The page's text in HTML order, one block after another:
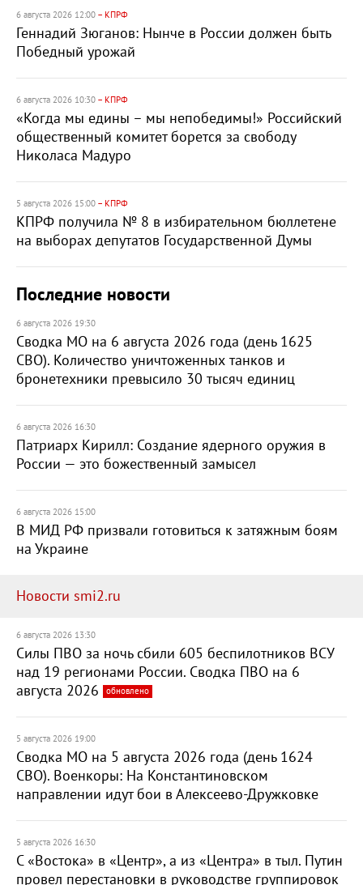
6 августа 2026 12:00 – КПРФ
Геннадий Зюганов: Нынче в России должен быть
Победный урожай
6 августа 2026 10:30 – КПРФ
«Когда мы едины – мы непобедимы!» Российский
общественный комитет борется за свободу
Николаса Мадуро
5 августа 2026 15:00 – КПРФ
КПРФ получила № 8 в избирательном бюллетене
на выборах депутатов Государственной Думы
Последние новости
6 августа 2026 19:30
Сводка МО на 6 августа 2026 года (день 1625
СВО). Количество уничтоженных танков и
бронетехники превысило 30 тысяч единиц
6 августа 2026 16:30
Патриарх Кирилл: Создание ядерного оружия в
России — это божественный замысел
6 августа 2026 15:00
В МИД РФ призвали готовиться к затяжным боям
на Украине
Новости smi2.ru
6 августа 2026 13:30
Силы ПВО за ночь сбили 605 беспилотников ВСУ
над 19 регионами России. Сводка ПВО на 6
августа 2026
обновлено
5 августа 2026 19:00
Сводка МО на 5 августа 2026 года (день 1624
СВО). Военкоры: На Константиновском
направлении идут бои в Алексеево-Дружковке
5 августа 2026 16:30
С «Востока» в «Центр», а из «Центра» в тыл. Путин
провел перестановки в руководстве группировок